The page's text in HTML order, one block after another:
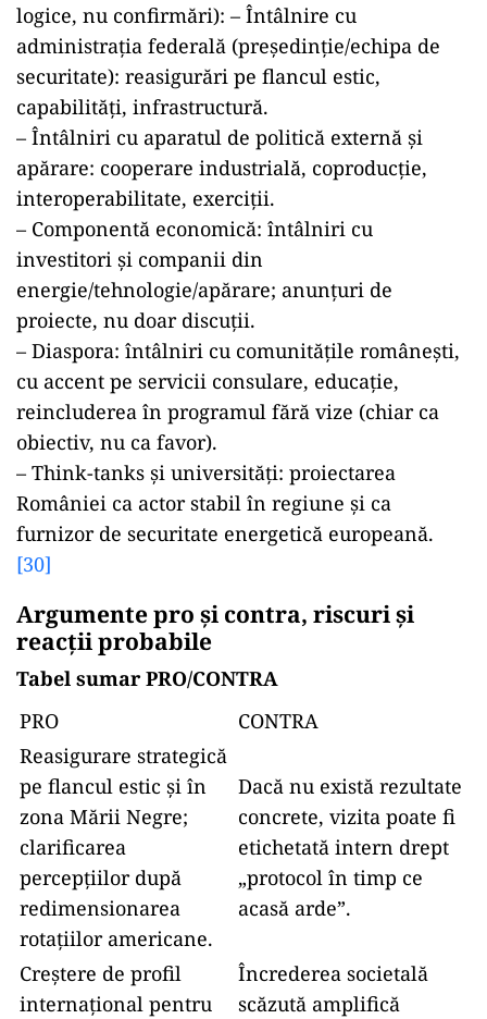
logice, nu confirmări): – Întâlnire cu
administrația federală (președinție/echipa de
securitate): reasigurări pe flancul estic,
capabilități, infrastructură.
– Întâlniri cu aparatul de politică externă și
apărare: cooperare industrială, coproducție,
interoperabilitate, exerciții.
– Componentă economică: întâlniri cu
investitori și companii din
energie/tehnologie/apărare; anunțuri de
proiecte, nu doar discuții.
– Diaspora: întâlniri cu comunitățile românești,
cu accent pe servicii consulare, educație,
reincluderea în programul fără vize (chiar ca
obiectiv, nu ca favor).
– Think-tanks și universități: proiectarea
României ca actor stabil în regiune și ca
furnizor de securitate energetică europeană.
[30]
Argumente pro și contra, riscuri și
reacții probabile
Tabel sumar PRO/CONTRA
PRO
CONTRA
Reasigurare strategică
pe flancul estic și în
zona Mării Negre;
clarificarea
percepțiilor după
redimensionarea
rotațiilor americane.
Dacă nu există rezultate
concrete, vizita poate fi
etichetată intern drept
„protocol în timp ce
acasă arde”.
Creștere de profil
internațional pentru
Încrederea societală
scăzută amplifică